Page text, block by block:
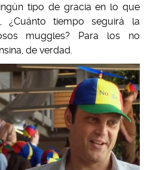
tipo de gracia en lo que
¿Cuánto tiempo seguirá la
muggles? Para los no
de verdad.